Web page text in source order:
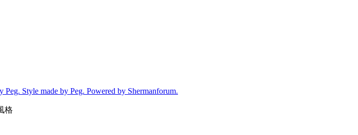
Peg. Style made by Peg. Powered by Shermanforum.
格